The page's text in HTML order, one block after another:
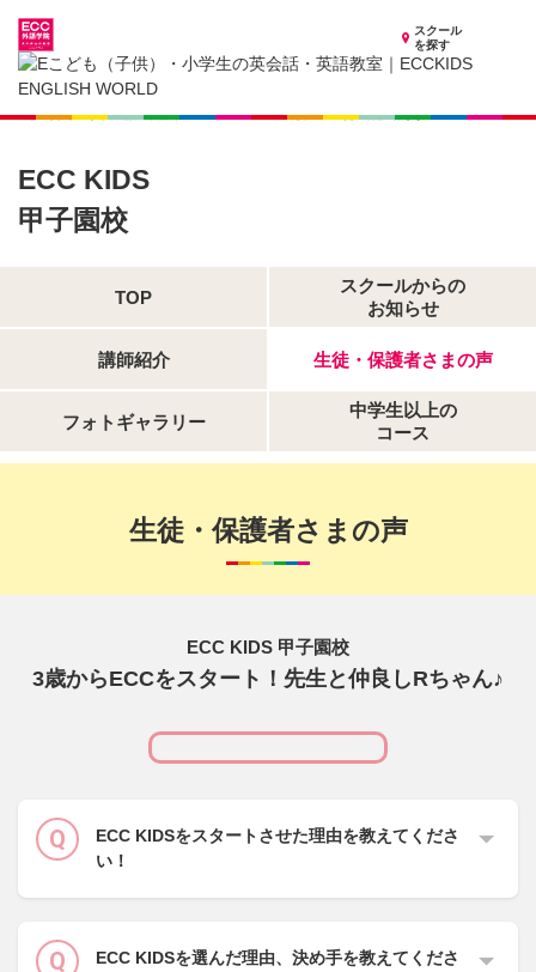
スクール
を探す
兵庫県の子供英会話・英語教室
子供（小学生）英会話・英語教室 ECCKIDS 甲子園校
生徒・保護者さまの声
ECC KIDS
甲子園校
TOP
スクールからの
お知らせ
講師紹介 生徒・保護者さまの声
フォトギャラリー
中学生以上の
コース
生徒・保護者さまの声
ECC KIDS 甲子園校
3歳からECCをスタート！先生と仲良しRちゃん♪
ECC KIDSをスタートさせた理由を教えてくださ
い！
ECC KIDSを選んだ理由、決め手を教えてくださ